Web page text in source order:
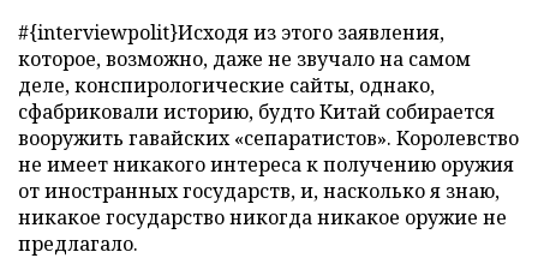
#{interviewpolit}Исходя из этого заявления,
которое, возможно, даже не звучало на самом
деле, конспирологические сайты, однако,
сфабриковали историю, будто Китай собирается
вооружить гавайских «сепаратистов». Королевство
не имеет никакого интереса к получению оружия
от иностранных государств, и, насколько я знаю,
никакое государство никогда никакое оружие не
предлагало.